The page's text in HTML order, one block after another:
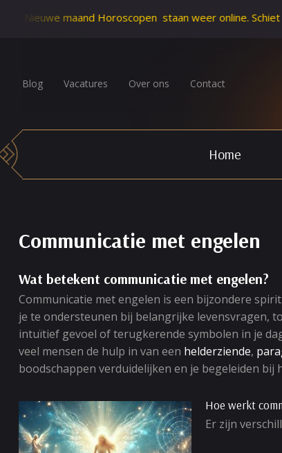
maand Horoscopen staan weer online. Schiet Cupido
Blog Vacatures Over ons Contact
Home
Communicatie met engelen
Wat betekent communicatie met engelen?
Communicatie met engelen is een bijzondere
je te ondersteunen bij belangrijke levensvragen,
intuïtief gevoel of terugkerende symbolen in je
veel mensen de hulp in van een helderziende,
boodschappen verduidelijken en je begeleiden bij
Hoe werkt
Er zijn